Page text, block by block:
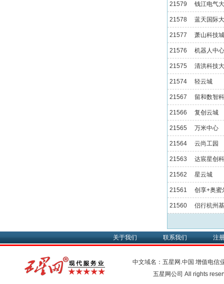
21579 钱江电气
21578 蓝天国际
21577 萧山科技
21576 机器人中心
21575 清洪科技
21574 轻云城
21567 留和数智
21566 复创云城
21565 万米中心
21564 云尚工园
21563 达宸星创
21562 星云城
21561 创享+奥蜜
21560 侣行杭州
关于我们 联系我们 注
中文域名：五星网.中国 增值电信
五星网公司 All rights